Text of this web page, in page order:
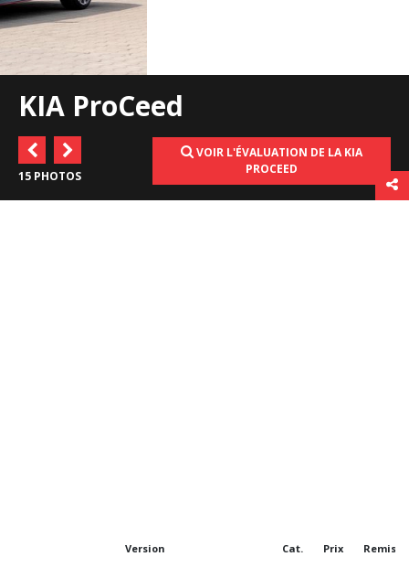
KIA ProCeed
15 PHOTOS
VOIR L'ÉVALUATION DE LA KIA
PROCEED
Version Cat. Prix